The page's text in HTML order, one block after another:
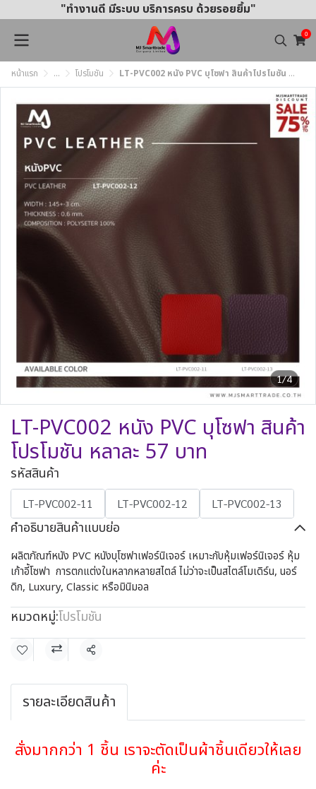
"ทำงานดี มีระบบ บริการครบ ด้วยรอยยิ้ม"
0
หน้าแรก ... โปรโมชัน LT-PVC002 หนัง PVC บุโซฟา สินค้าโปรโมชัน หลาละ 57 บาท
1/4
LT-PVC002 หนัง PVC บุโซฟา สินค้า
โปรโมชัน หลาละ 57 บาท
รหัสสินค้า
LT-PVC002-11 LT-PVC002-12 LT-PVC002-13
คำอธิบายสินค้าแบบย่อ
ผลิตภัณฑ์หนัง PVC หนังบุโซฟาเฟอร์นิเจอร์ เหมาะกับหุ้มเฟอร์นิเจอร์ หุ้ม
เก้าอี้โซฟา การตกแต่งในหลากหลายสไตล์ ไม่ว่าจะเป็นสไตล์โมเดิร์น, นอร์
ดิก, Luxury, Classic หรือมินิมอล
หมวดหมู่:โปรโมชัน
แชร์
รายละเอียดสินค้า
สั่งมากกว่า 1 ชิ้น เราจะตัดเป็นผ้าชิ้นเดียวให้เลย
ค่ะ